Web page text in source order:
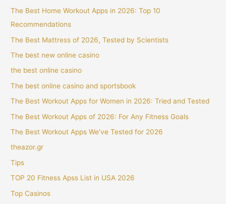
The Best Home Workout Apps in 2026: Top 10
Recommendations
The Best Mattress of 2026, Tested by Scientists
The best new online casino
the best online casino
The best online casino and sportsbook
The Best Workout Apps for Women in 2026: Tried and Tested
The Best Workout Apps of 2026: For Any Fitness Goals
The Best Workout Apps We've Tested for 2026
theazor.gr
Tips
TOP 20 Fitness Apss List in USA 2026
Top Casinos